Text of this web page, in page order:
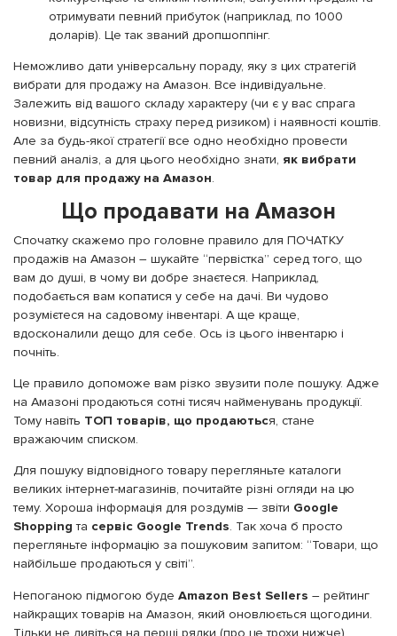
отримувати певний прибуток (наприклад, по 1000
доларів). Це так званий дропшоппінг.
Неможливо дати універсальну пораду, яку з цих стратегій
вибрати для продажу на Амазон. Все індивідуальне.
Залежить від вашого складу характеру (чи є у вас спрага
новизни, відсутність страху перед ризиком) і наявності коштів.
Але за будь-якої стратегії все одно необхідно провести
певний аналіз, а для цього необхідно знати, як вибрати
товар для продажу на Амазон.
Що продавати на Амазон
Спочатку скажемо про головне правило для ПОЧАТКУ
продажів на Амазон – шукайте “первістка” серед того, що
вам до душі, в чому ви добре знаєтеся. Наприклад,
подобається вам копатися у себе на дачі. Ви чудово
розумієтеся на садовому інвентарі. А ще краще,
вдосконалили дещо для себе. Ось із цього інвентарю і
почніть.
Це правило допоможе вам різко звузити поле пошуку. Адже
на Амазоні продаються сотні тисяч найменувань продукції.
Тому навіть ТОП товарів, що продаються, стане
вражаючим списком.
Для пошуку відповідного товару перегляньте каталоги
великих інтернет-магазинів, почитайте різні огляди на цю
тему. Хороша інформація для роздумів — звіти Google
Shopping та сервіс Google Trends. Так хоча б просто
перегляньте інформацію за пошуковим запитом: “Товари, що
найбільше продаються у світі”.
Непоганою підмогою буде Amazon Best Sellers – рейтинг
найкращих товарів на Амазон, який оновлюється щогодини.
Тільки не дивіться на перші рядки (про це трохи нижче).